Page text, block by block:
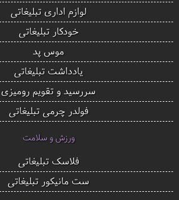
لوازم اداری تبلیغاتی
خودکار تبلیغاتی
موس پد
یادداشت تبلیغاتی
سررسید و تقویم رومیزی
فولدر چرمی تبلیغاتی
ورزش و سلامت
فلاسک تبلیغاتی
ست مانیکور تبلیغاتی